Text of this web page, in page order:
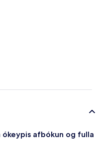
afbókun og fulla